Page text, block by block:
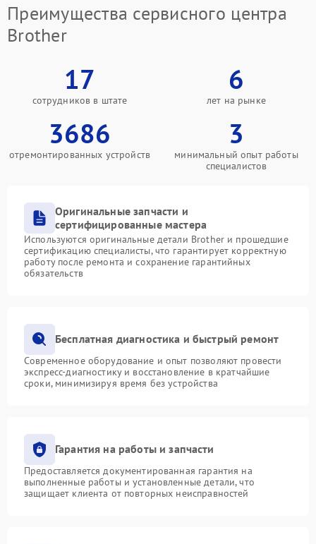
Преимущества сервисного центра
Brother
17
сотрудников в штате
6
лет на рынке
3686
отремонтированных устройств
3
минимальный опыт работы
специалистов
Оригинальные запчасти и
сертифицированные мастера
Используются оригинальные детали Brother и прошедшие
сертификацию специалисты, что гарантирует корректную
работу после ремонта и сохранение гарантийных
обязательств
Бесплатная диагностика и быстрый ремонт
Современное оборудование и опыт позволяют провести
экспресс-диагностику и восстановление в кратчайшие
сроки, минимизируя время без устройства
Гарантия на работы и запчасти
Предоставляется документированная гарантия на
выполненные работы и установленные детали, что
защищает клиента от повторных неисправностей